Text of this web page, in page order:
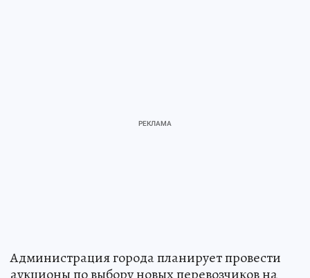
Администрация города планирует провести
аукционы по выбору новых перевозчиков на